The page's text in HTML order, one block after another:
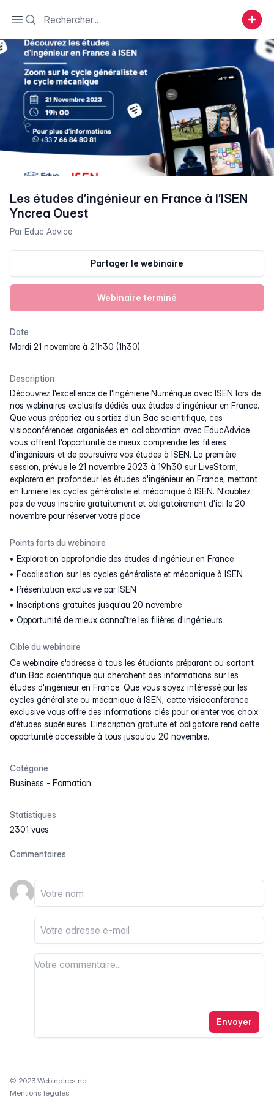
Open sidebar
Search
Les études d’ingénieur en France à l’ISEN
Yncrea Ouest
ParEduc Advice
Partager le webinaire
Webinaire terminé
Date
mardi 21 novembre à 21h30 (1h30)
Description
Découvrez l'excellence de l'Ingénierie Numérique avec ISEN lors de
nos webinaires exclusifs dédiés aux études d'ingénieur en France.
Que vous prépariez ou sortiez d'un Bac scientifique, ces
visioconférences organisées en collaboration avec EducAdvice
vous offrent l'opportunité de mieux comprendre les filières
d'ingénieurs et de poursuivre vos études à ISEN. La première
session, prévue le 21 novembre 2023 à 19h30 sur LiveStorm,
explorera en profondeur les études d'ingénieur en France, mettant
en lumière les cycles généraliste et mécanique à ISEN. N'oubliez
pas de vous inscrire gratuitement et obligatoirement d'ici le 20
novembre pour réserver votre place.
Points forts du webinaire
Exploration approfondie des études d'ingénieur en France
Focalisation sur les cycles généraliste et mécanique à ISEN
Présentation exclusive par ISEN
Inscriptions gratuites jusqu'au 20 novembre
Opportunité de mieux connaître les filières d'ingénieurs
Cible du webinaire
Ce webinaire s'adresse à tous les étudiants préparant ou sortant
d'un Bac scientifique qui cherchent des informations sur les
études d'ingénieur en France. Que vous soyez intéressé par les
cycles généraliste ou mécanique à ISEN, cette visioconférence
exclusive vous offre des informations clés pour orienter vos choix
d'études supérieures. L'inscription gratuite et obligatoire rend cette
opportunité accessible à tous jusqu'au 20 novembre.
Catégorie
Business - Formation
Statistiques
2301 vues
Commentaires
Votre nom
Votre email
Votre commentaire
Votre commentaire
Envoyer
© 2023 Webinaires.net
Mentions légales